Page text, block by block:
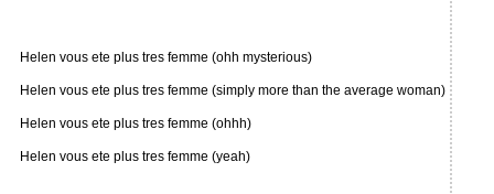
Helen vous ete plus tres femme (ohh mysterious)
Helen vous ete plus tres femme (simply more than the average woman)
Helen vous ete plus tres femme (ohhh)
Helen vous ete plus tres femme (yeah)